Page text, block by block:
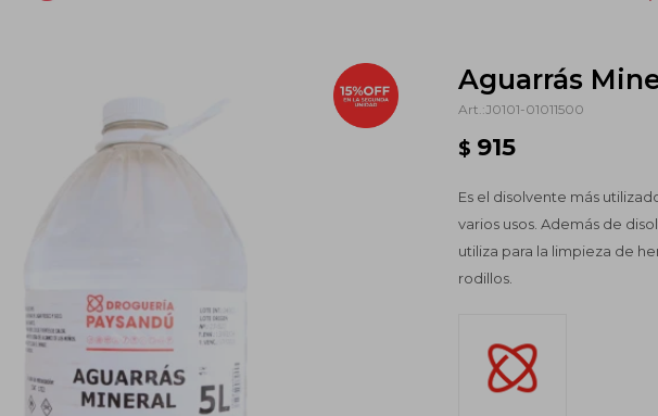
Aguarrás
J0101-01011500
$ 915
Es el disolvente más
varios usos. Además de
utiliza para la limpieza de
rodillos.